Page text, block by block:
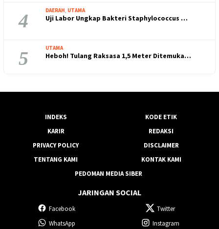
4 DAERAH UTAMA
Uji Labor Ungkap Bakteri Staphylococcus …
5 UTAMA
Heboh! Tulang Raksasa 1,5 Meter Ditemuka…
INDEKS
KODE ETIK
KARIR
REDAKSI
PRIVACY POLICY
DISCLAIMER
TENTANG KAMI
KONTAK KAMI
PEDOMAN MEDIA SIBER
JARINGAN SOCIAL
Facebook
Twitter
WhatsApp
Instagram